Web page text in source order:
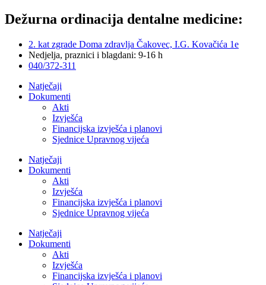
Dežurna ordinacija dentalne medicine:
2. kat zgrade Doma zdravlja Čakovec, I.G. Kovačića 1e
Nedjelja, praznici i blagdani: 9-16 h
040/372-311
Natječaji
Dokumenti
Akti
Izvješća
Financijska izvješća i planovi
Sjednice Upravnog vijeća
Natječaji
Dokumenti
Akti
Izvješća
Financijska izvješća i planovi
Sjednice Upravnog vijeća
Natječaji
Dokumenti
Akti
Izvješća
Financijska izvješća i planovi